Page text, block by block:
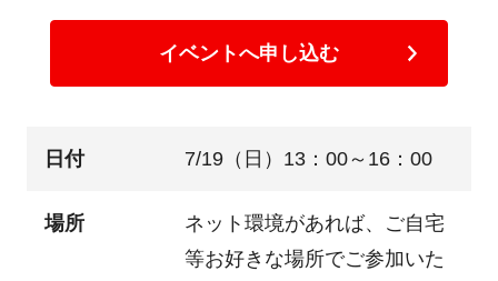
イベントへ申し込む
日付 7/19（日）13：00～16：00
場所
ネット環境があれば、ご自宅
等お好きな場所でご参加いた